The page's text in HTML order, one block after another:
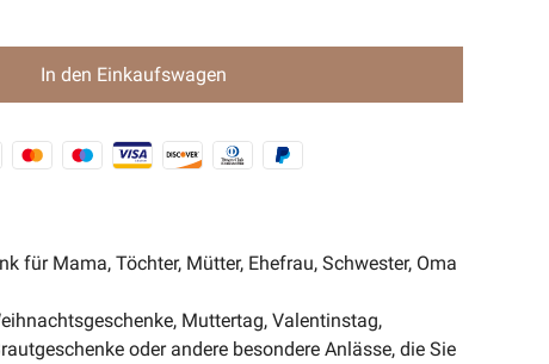
In den Einkaufswagen
für Mama, Töchter, Mütter, Ehefrau, Schwester, Oma
Muttertag, Valentinstag,
oder andere besondere Anlässe, die Sie